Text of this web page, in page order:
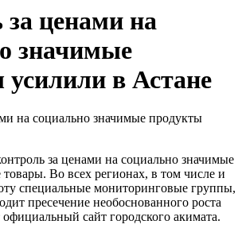
ценами на
значимые
в Астане
за ценами на социально значимые
Во всех регионах, в том числе и
специальные мониторинговые группы,
пресечение необоснованного роста
сайт городского акимата.